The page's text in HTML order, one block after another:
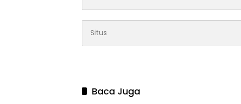
Baca Juga